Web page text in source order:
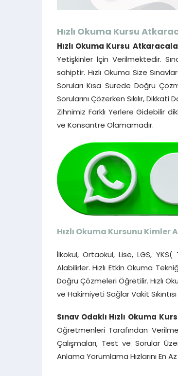
Hızlı Okuma Kursu
Hızlı Okuma Kursu
Yetişkinler İçin Verilmektedir.
sahiptir. Hızlı Okuma Size
Soruları Kısa Sürede Doğru
Sorularını Çözerken Sıkılır,
Zihnimiz Farklı Yerlere Gidebilir
ve Konsantre Olamamadır.
Hızlı Okuma Kursunu Kimler
İlkokul, Ortaokul, Lise, LGS, YKS(
Alabilirler. Hızlı Etkin Okuma
Doğru Çözmeleri Öğretilir. Hızlı
ve Hakimiyeti Sağlar Vakit
Sınav Odaklı Hızlı Okuma
Öğretmenleri Tarafından
Çalışmaları, Test ve Sorular
Anlama Yorumlama Hızlarını En